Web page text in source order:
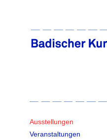
Ausstellungen
Veranstaltungen